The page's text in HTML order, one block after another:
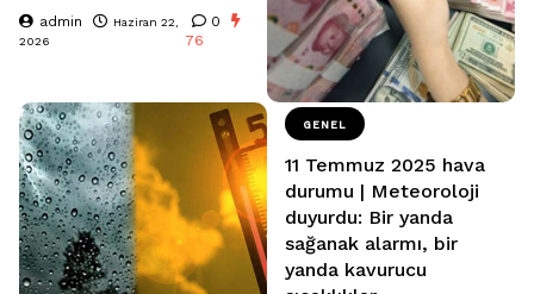
admin
Haziran 22,
2026
0
76
GENEL
11 Temmuz 2025 hava
durumu | Meteoroloji
duyurdu: Bir yanda
sağanak alarmı, bir
yanda kavurucu